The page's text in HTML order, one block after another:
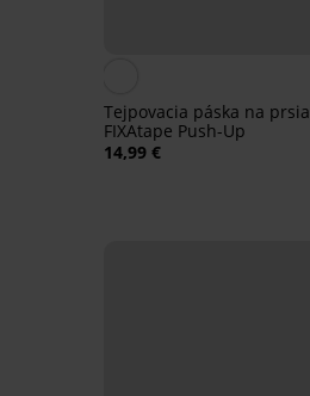
Tejpovacia páska na prsia
FIXAtape Push-Up
14,99 €